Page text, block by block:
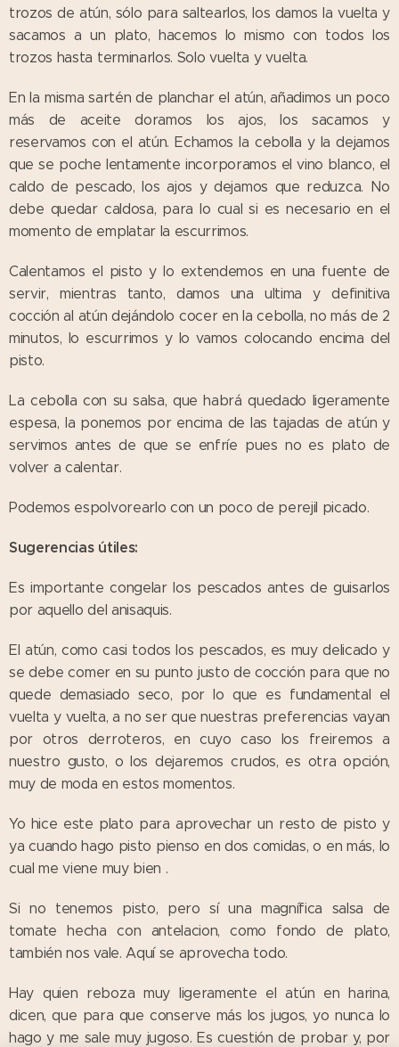
trozos de atún, sólo para saltearlos, los damos la vuelta y
sacamos a un plato, hacemos lo mismo con todos los
trozos hasta terminarlos. Solo vuelta y vuelta.
En la misma sartén de planchar el atún, añadimos un poco
más de aceite doramos los ajos, los sacamos y
reservamos con el atún. Echamos la cebolla y la dejamos
que se poche lentamente incorporamos el vino blanco, el
caldo de pescado, los ajos y dejamos que reduzca. No
debe quedar caldosa, para lo cual si es necesario en el
momento de emplatar la escurrimos.
Calentamos el pisto y lo extendemos en una fuente de
servir, mientras tanto, damos una ultima y definitiva
cocción al atún dejándolo cocer en la cebolla, no más de 2
minutos, lo escurrimos y lo vamos colocando encima del
pisto.
La cebolla con su salsa, que habrá quedado ligeramente
espesa, la ponemos por encima de las tajadas de atún y
servimos antes de que se enfríe pues no es plato de
volver a calentar.
Podemos espolvorearlo con un poco de perejil picado.
Sugerencias útiles:
Es importante congelar los pescados antes de guisarlos
por aquello del anisaquis.
El atún, como casi todos los pescados, es muy delicado y
se debe comer en su punto justo de cocción para que no
quede demasiado seco, por lo que es fundamental el
vuelta y vuelta, a no ser que nuestras preferencias vayan
por otros derroteros, en cuyo caso los freiremos a
nuestro gusto, o los dejaremos crudos, es otra opción,
muy de moda en estos momentos.
Yo hice este plato para aprovechar un resto de pisto y
ya cuando hago pisto pienso en dos comidas, o en más, lo
cual me viene muy bien .
Si no tenemos pisto, pero sí una magnífica salsa de
tomate hecha con antelacion, como fondo de plato,
también nos vale. Aquí se aprovecha todo.
Hay quien reboza muy ligeramente el atún en harina,
dicen, que para que conserve más los jugos, yo nunca lo
hago y me sale muy jugoso. Es cuestión de probar y, por